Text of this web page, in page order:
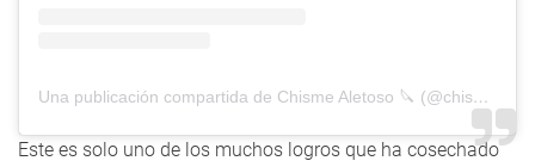
Una publicación compartida de Chisme Aletoso 🔪 (@chismealetoso)
Este es solo uno de los muchos logros que ha cosechado